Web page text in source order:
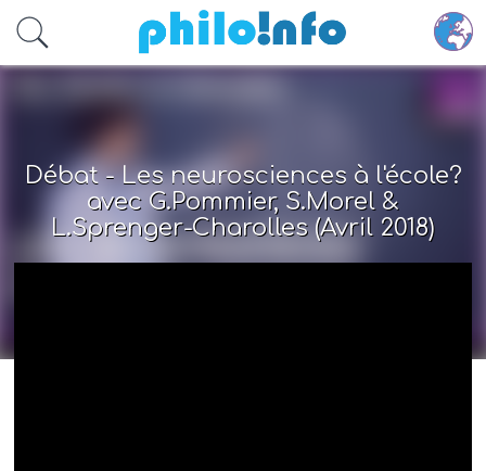
Accéder au contenu principal
Débat - Les neurosciences à l'école?
avec G.Pommier, S.Morel &
L.Sprenger-Charolles (Avril 2018)